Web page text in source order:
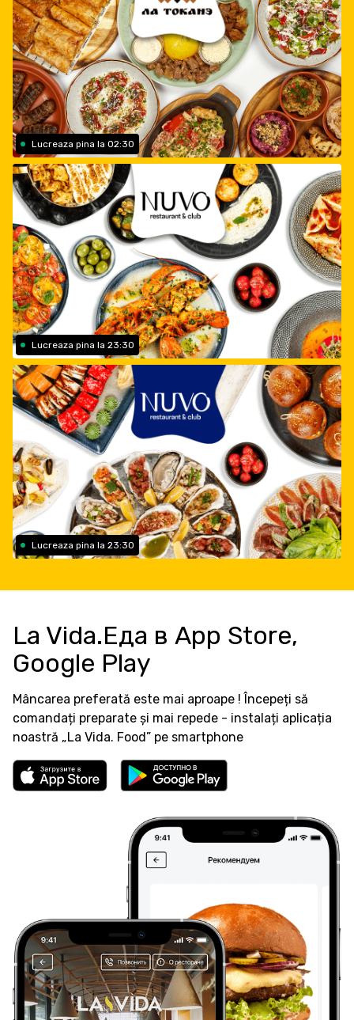
Lucreaza pina la 02:30
Lucreaza pina la 23:30
Lucreaza pina la 23:30
La Vida.Еда в App Store,
Google Play
Mâncarea preferată este mai aproape ! Începeți să
comandați preparate și mai repede - instalați aplicația
noastră „La Vida. Food” pe smartphone